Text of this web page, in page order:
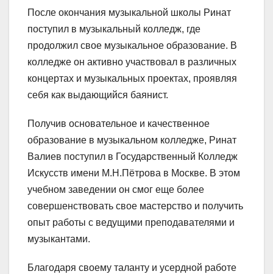
После окончания музыкальной школы Ринат
поступил в музыкальный колледж, где
продолжил свое музыкальное образование. В
колледже он активно участвовал в различных
концертах и музыкальных проектах, проявляя
себя как выдающийся баянист.
Получив основательное и качественное
образование в музыкальном колледже, Ринат
Валиев поступил в Государственный Колледж
Искусств имени М.Н.Пётрова в Москве. В этом
учебном заведении он смог еще более
совершенствовать свое мастерство и получить
опыт работы с ведущими преподавателями и
музыкантами.
Благодаря своему таланту и усердной работе